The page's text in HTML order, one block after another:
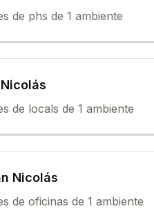
de phs de 1 ambiente
de locals de 1 ambiente
Nicolás
de oficinas de 1 ambiente